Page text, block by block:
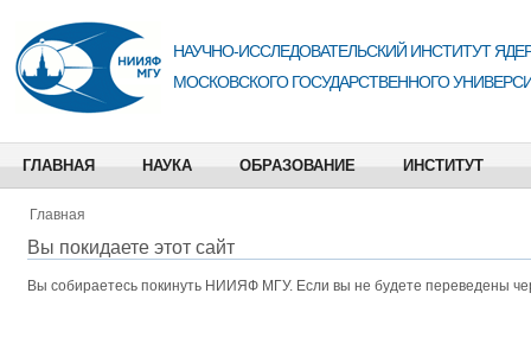
НАУЧНО-ИССЛЕДОВАТЕЛЬСКИЙ ИНСТИТУТ
МОСКОВСКОГО ГОСУДАРСТВЕННОГО
ГЛАВНАЯ НАУКА ОБРАЗОВАНИЕ ИНСТИТУТ
Главная
Вы покидаете этот сайт
Вы собираетесь покинуть НИИЯФ МГУ. Если вы не будете переведены